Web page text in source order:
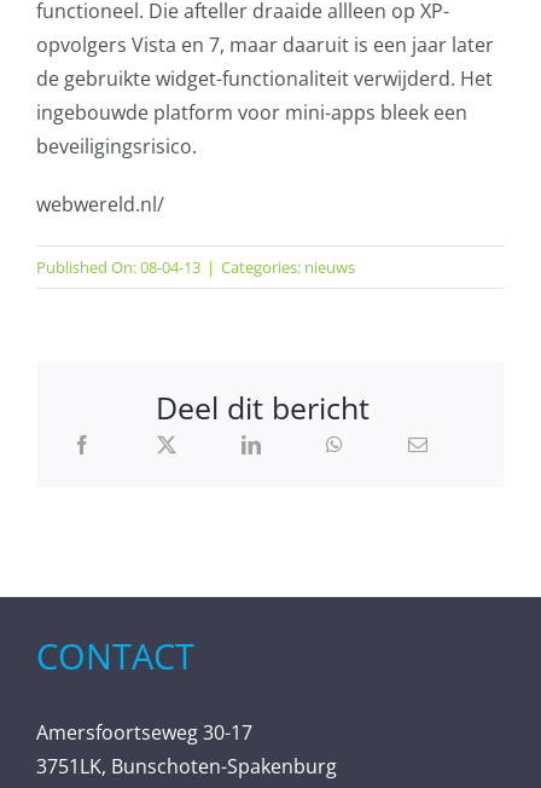
functioneel. Die afteller draaide allleen op XP-
opvolgers Vista en 7, maar daaruit is een jaar later
de gebruikte widget-functionaliteit verwijderd. Het
ingebouwde platform voor mini-apps bleek een
beveiligingsrisico.
webwereld.nl/
Published On: 08-04-13 | Categories: nieuws
Deel dit bericht
CONTACT
Amersfoortseweg 30-17
3751LK, Bunschoten-Spakenburg